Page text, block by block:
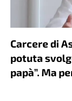
Carcere di
potuta
papà”. Ma